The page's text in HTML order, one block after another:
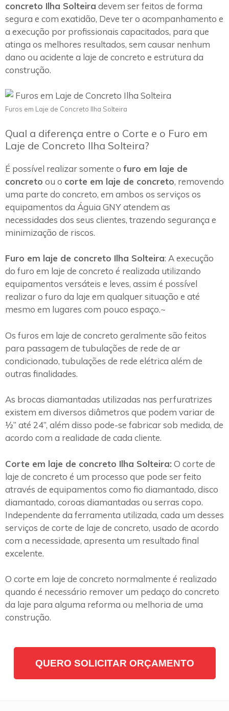
concreto Ilha Solteira devem ser feitos de forma
segura e com exatidão, Deve ter o acompanhamento e
a execução por profissionais capacitados, para que
atinga os melhores resultados, sem causar nenhum
dano ou acidente a laje de concreto e estrutura da
construção.
Furos em Laje de Concreto Ilha Solteira
Qual a diferença entre o Corte e o Furo em
Laje de Concreto Ilha Solteira?
É possível realizar somente o furo em laje de
concreto ou o corte em laje de concreto, removendo
uma parte do concreto, em ambos os serviços os
equipamentos da Águia GNY atendem as
necessidades dos seus clientes, trazendo segurança e
minimização de riscos.
Furo em laje de concreto Ilha Solteira: A execução
do furo em laje de concreto é realizada utilizando
equipamentos versáteis e leves, assim é possível
realizar o furo da laje em qualquer situação e até
mesmo em lugares com pouco espaço.~
Os furos em laje de concreto geralmente são feitos
para passagem de tubulações de rede de ar
condicionado, tubulações de rede elétrica além de
outras finalidades.
As brocas diamantadas utilizadas nas perfuratrizes
existem em diversos diâmetros que podem variar de
½” até 24”, além disso pode-se fabricar sob medida, de
acordo com a realidade de cada cliente.
Corte em laje de concreto Ilha Solteira: O corte de
laje de concreto é um processo que pode ser feito
através de equipamentos como fio diamantado, disco
diamantado, coroas diamantadas ou serras copo.
Independente da ferramenta utilizada, cada um desses
serviços de corte de laje de concreto, usado de acordo
com a necessidade, apresenta um resultado final
excelente.
O corte em laje de concreto normalmente é realizado
quando é necessário remover um pedaço do concreto
da laje para alguma reforma ou melhoria de uma
construção.
QUERO SOLICITAR ORÇAMENTO